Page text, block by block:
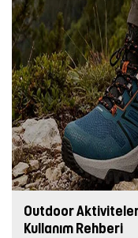
Outdoor
Kullanım Rehberi